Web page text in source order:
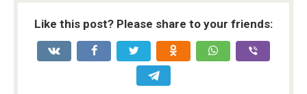
Like this post? Please share to your friends: